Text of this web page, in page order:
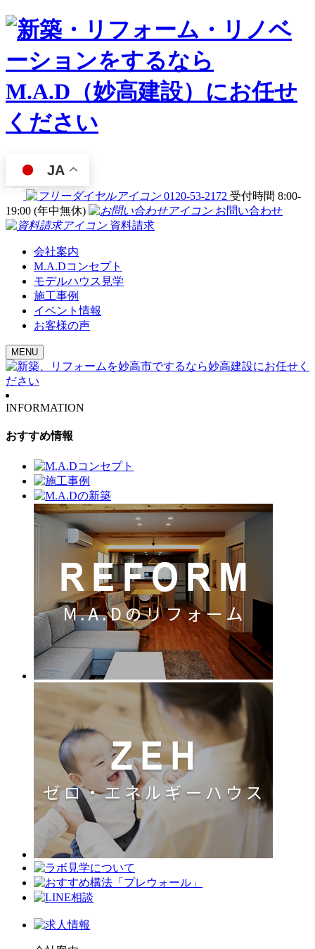
JA
0120-53-2172 受付時間 8:00-
19:00 (年中無休)
お問い合わせ
資料請求
会社案内
M.A.Dコンセプト
モデルハウス見学
施工事例
イベント情報
お客様の声
MENU
INFORMATION
おすすめ情報